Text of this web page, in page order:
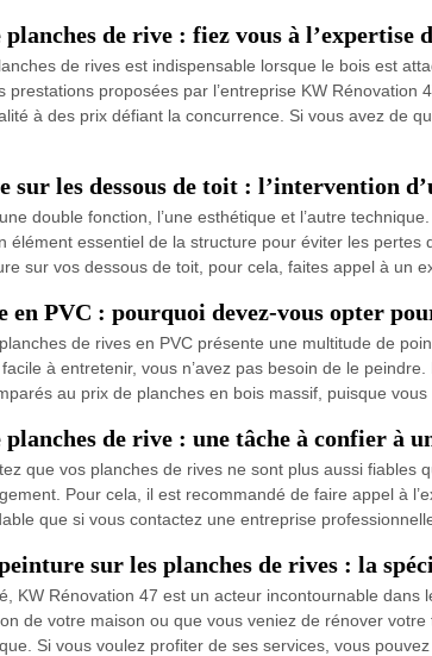
planches de rive : fiez vous à l’expertise
de rives est indispensable lorsque le bois est
prestations proposées par l’entreprise KW
à des prix défiant la concurrence. Si vous avez de
sur les dessous de toit : l’intervention
double fonction, l’une esthétique et l’autre
élément essentiel de la structure pour éviter les
sur vos dessous de toit, pour cela, faites appel à un
en PVC : pourquoi devez-vous opter
de rives en PVC présente une multitude de
à entretenir, vous n’avez pas besoin de le
au prix de planches en bois massif, puisque
planches de rive : une tâche à confier à
que vos planches de rives ne sont plus aussi fiables
Pour cela, il est recommandé de faire appel à
que si vous contactez une entreprise
sur les planches de rives : la
KW Rénovation 47 est un acteur incontournable
de votre maison ou que vous veniez de rénover
Si vous voulez profiter de ses services, vous